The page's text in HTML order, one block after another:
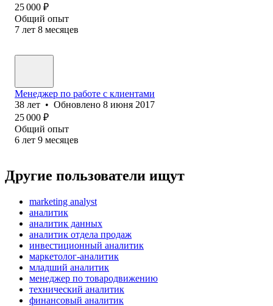
25 000 ₽
Общий опыт
7 лет 8 месяцев
Менеджер по работе с клиентами
38 лет • Обновлено 8 июня 2017
25 000 ₽
Общий опыт
6 лет 9 месяцев
Другие пользователи ищут
marketing analyst
аналитик
аналитик данных
аналитик отдела продаж
инвестиционный аналитик
маркетолог-аналитик
младший аналитик
менеджер по товародвижению
технический аналитик
финансовый аналитик